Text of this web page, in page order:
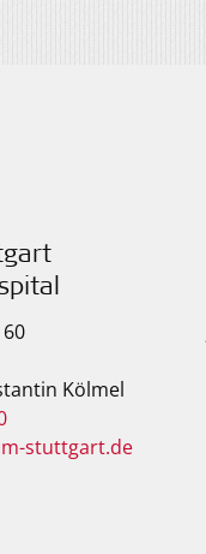
Kölmel
stuttgart.de